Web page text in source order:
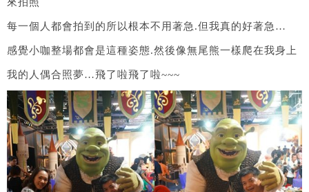
每一個人都會拍到的所以根本不用著急.但我真的好著急…
感覺小咖整場都會是這種姿態.然後像無尾熊一樣爬在我身上
我的人偶合照夢…飛了啦飛了啦~~~